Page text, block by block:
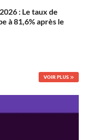
: Le taux de
à 81,6% après le
VOIR PLUS